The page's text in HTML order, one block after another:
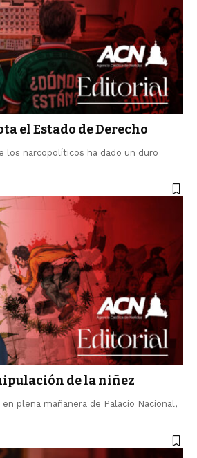
el Estado de Derecho
los narcopolíticos ha dado un duro
de la niñez
plena mañanera de Palacio Nacional,